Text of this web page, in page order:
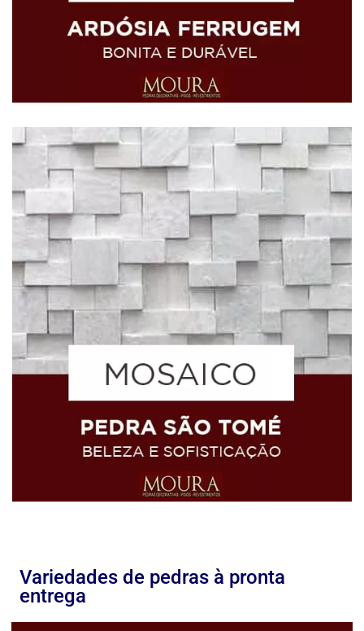
Variedades de pedras à pronta
entrega